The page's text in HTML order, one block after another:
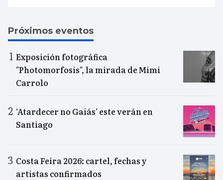
Próximos eventos
Exposición fotográfica
"Photomorfosis", la mirada de Mimi
Carrolo
‘Atardecer no Gaiás’ este verán en
Santiago
Costa Feira 2026: cartel, fechas y
artistas confirmados